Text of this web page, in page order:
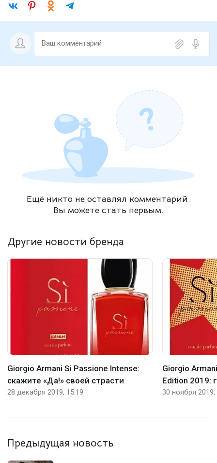
Ещё никто не оставлял комментарий.
Вы можете стать первым.
Другие новости бренда
Giorgio Armani Si Passione Intense:
скажите «Да!» своей страсти
28 декабря 2019, 15:19
Giorgio
Edition 2019:
30 ноября 2019,
Предыдущая новость